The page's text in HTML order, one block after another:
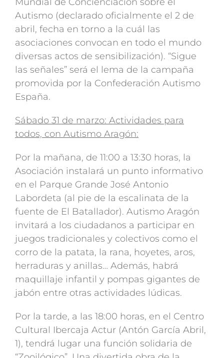
Autismo (declarado oficialmente el 2 de
abril, fecha en torno a la cuál las
asociaciones convocan en todo el mundo
diversas actos de sensibilización). “Sigue
las señales” será el lema de la campaña
promovida por la Confederación Autismo
España.
Sábado 31 de marzo: Actividades para
todos, con Autismo Aragón:
Por la mañana, de 11:00 a 13:30 horas, la
Asociación instalará un punto informativo
en el Parque Grande José Antonio
Labordeta (al pie de la escalinata de la
fuente de El Batallador). Autismo Aragón
invitará a los ciudadanos a participar en
juegos tradicionales y colectivos como el
corro de la patata, la rana, hoyetes, aros,
herraduras y anillas… Además, habrá
maquillaje infantil y pompas gigantes de
jabón entre otras actividades lúdicas.
Por la tarde, a las 18:00 horas, en el Centro
Cultural Ibercaja Actur (Antón García Abril,
1), tendrá lugar una función solidaria de